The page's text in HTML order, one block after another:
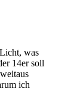
was
14er soll
ich